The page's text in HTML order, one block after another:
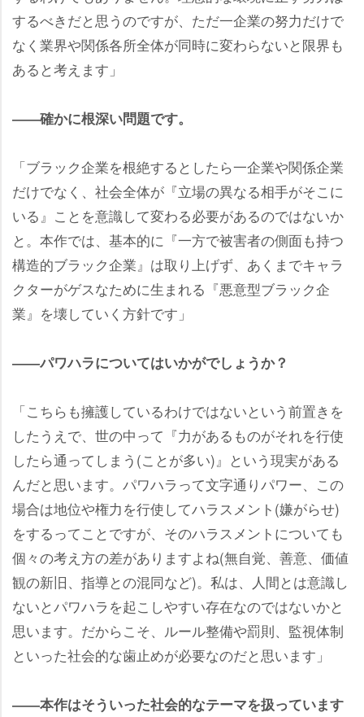
するべきだと思うのですが、ただ一企業の努力だけで
なく業界や関係各所全体が同時に変わらないと限界も
あると考えます」
――確かに根深い問題です。
「ブラック企業を根絶するとしたら一企業や関係企業
だけでなく、社会全体が『立場の異なる相手がそこに
いる』ことを意識して変わる必要があるのではないか
と。本作では、基本的に『一方で被害者の側面も持つ
構造的ブラック企業』は取り上げず、あくまでキャラ
クターがゲスなために生まれる『悪意型ブラック企
業』を壊していく方針です」
――パワハラについてはいかがでしょうか？
「こちらも擁護しているわけではないという前置きを
したうえで、世の中って『力があるものがそれを行使
したら通ってしまう(ことが多い)』という現実がある
んだと思います。パワハラって文字通りパワー、この
場合は地位や権力を行使してハラスメント(嫌がらせ)
をするってことですが、そのハラスメントについても
個々の考え方の差がありますよね(無自覚、善意、価値
観の新旧、指導との混同など)。私は、人間とは意識し
ないとパワハラを起こしやすい存在なのではないかと
思います。だからこそ、ルール整備や罰則、監視体制
といった社会的な歯止めが必要なのだと思います」
――本作はそういった社会的なテーマを扱っています